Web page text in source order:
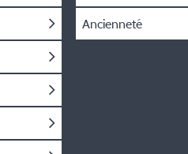
Ancienneté